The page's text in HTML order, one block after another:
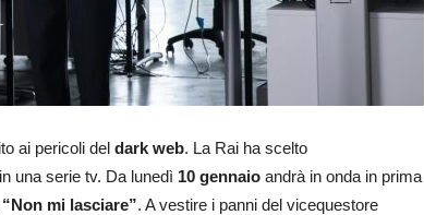
ai pericoli del dark web. La Rai ha scelto
una serie tv. Da lunedì 10 gennaio andrà in onda in prima
“Non mi lasciare”. A vestire i panni del vicequestore